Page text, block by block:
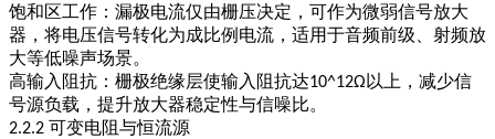
饱和区工作 ：漏极电流仅由栅压决定，可作为微弱信号放大
器，将电压信号转化为成比例电流，适用于音频前级、射频放
大等低噪声场景。
高输入阻抗 ：栅极绝缘层使输入阻抗达10^12Ω 以上，减少信
号源负载，提升放大器稳定性与信噪比。
2.2.2 可变电阻与恒流源